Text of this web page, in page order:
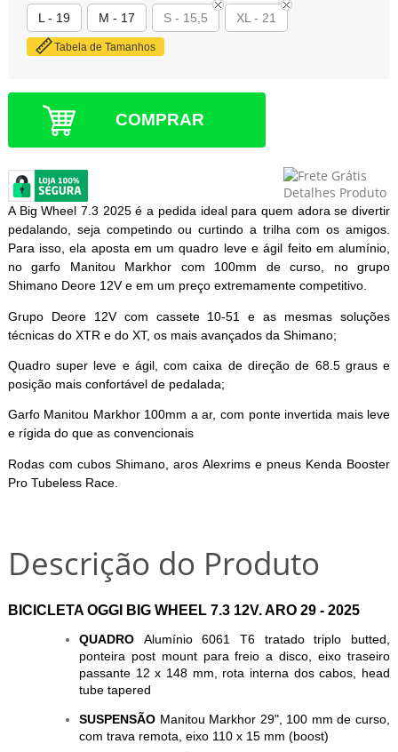
L - 19
M - 17 S - 15,5 XL - 21
Tabela de Tamanhos
COMPRAR
A Big Wheel 7.3 2025 é a pedida ideal para quem adora se divertir
pedalando, seja competindo ou curtindo a trilha com os amigos.
Para isso, ela aposta em um quadro leve e ágil feito em alumínio,
no garfo Manitou Markhor com 100mm de curso, no grupo
Shimano Deore 12V e em um preço extremamente competitivo.
Grupo Deore 12V com cassete 10-51 e as mesmas soluções
técnicas do XTR e do XT, os mais avançados da Shimano;
Quadro super leve e ágil, com caixa de direção de 68.5 graus e
posição mais confortável de pedalada;
Garfo Manitou Markhor 100mm a ar, com ponte invertida mais leve
e rígida do que as convencionais
Rodas com cubos Shimano, aros Alexrims e pneus Kenda Booster
Pro Tubeless Race.
Descrição do Produto
BICICLETA OGGI BIG WHEEL 7.3 12V. ARO 29 - 2025
QUADRO Alumínio 6061 T6 tratado triplo butted,
ponteira post mount para freio a disco, eixo traseiro
passante 12 x 148 mm, rota interna dos cabos, head
tube tapered
SUSPENSÃO Manitou Markhor 29", 100 mm de curso,
com trava remota, eixo 110 x 15 mm (boost)